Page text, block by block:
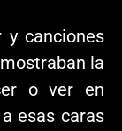
y canciones
la
o ver en
esas caras